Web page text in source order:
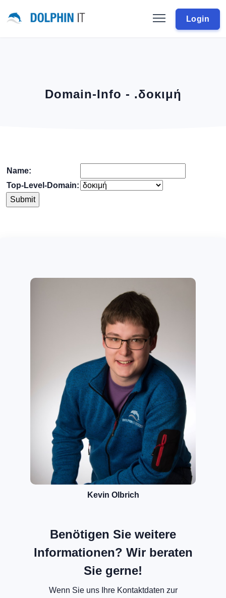
Login
Domain-Info - .δοκιμή
Name:
Top-Level-Domain:
Kevin Olbrich
Benötigen Sie weitere
Informationen? Wir beraten
Sie gerne!
Wenn Sie uns Ihre Kontaktdaten zur